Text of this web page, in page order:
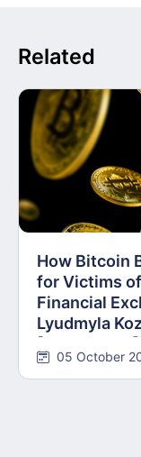
Related
How Bitcoin
for Victims
Financial
Lyudmyla
05 October